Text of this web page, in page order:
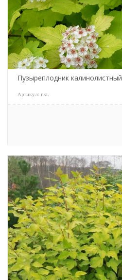
Пузыреплодник калинолистный
Артикул: n/a